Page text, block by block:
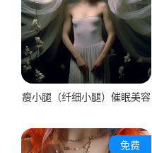
瘦小腿（纤细小腿）催眠美容
免费